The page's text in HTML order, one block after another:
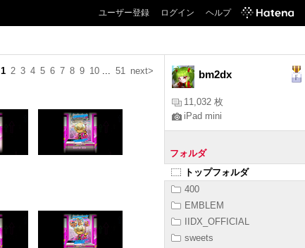
ユーザー登録 ログイン ヘルプ
1 2 3 4 5 6 7 8 9 10 ... 51 next> bm2dx
11,032 枚
iPad mini
フォルダ
トップフォルダ
400
EMBLEM
IIDX_OFFICIAL
sweets